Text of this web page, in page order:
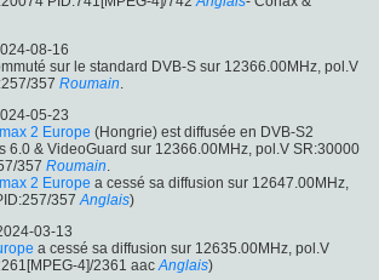
08-16
sur le standard DVB-S sur 12366.00MHz, pol.V
357 Roumain
05-23
2 Europe (Hongrie) est diffusée en DVB-S2
6.0 & VideoGuard sur 12366.00MHz, pol.V SR:30000
357 Roumain
2 Europe a cessé sa diffusion sur 12647.00MHz,
357 Anglais)
2024-03-13
a cessé sa diffusion sur 12635.00MHz, pol.V
4]/2361 aac Anglais)